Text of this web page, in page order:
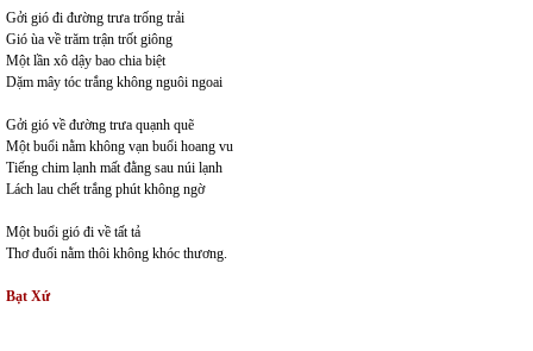
Gởi gió đi đường trưa trống trải
Gió ùa về trăm trận trốt giông
Một lần xô dậy bao chia biệt
Dặm mây tóc trắng không nguôi ngoai
Gởi gió về đường trưa quạnh quẽ
Một buổi nằm không vạn buổi hoang vu
Tiếng chim lạnh mất đằng sau núi lạnh
Lách lau chết trắng phút không ngờ
Một buổi gió đi về tất tả
Thơ đuối nằm thôi không khóc thương.
Bạt Xứ